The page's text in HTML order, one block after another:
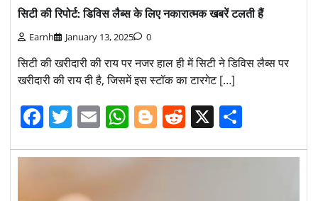
सिटी की रिपोर्ट: डिविस लैब्स के लिए नकारात्मक खबरें टलती हैं
Earnh January 13, 2025 0
सिटी की खरीदारी की राय पर नजर हाल ही में सिटी ने डिविस लैब्स पर
खरीदारी की राय दी है, जिसमें इस स्टॉक का टारगेट […]
Facebook
Twitter
EmailWhatsApp
Blogger
Reddit
X